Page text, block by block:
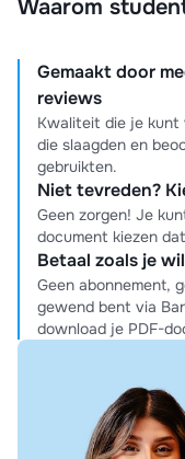
Waarom
Gemaakt door
reviews
Kwaliteit die je kunt
die slaagden en
gebruikten.
Niet tevreden?
Geen zorgen! Je
document kiezen
Betaal zoals je
Geen abonnement,
gewend bent via
download je PDF-